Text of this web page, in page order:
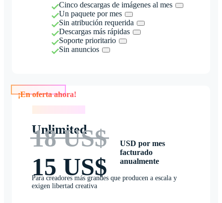
Cinco descargas de imágenes al mes
Un paquete por mes
Sin atribución requerida
Descargas más rápidas
Soporte prioritario
Sin anuncios
Unlimited
18 US$
15 US$
USD por mes
facturado
anualmente
Para creadores más grandes que producen a escala y
exigen libertad creativa